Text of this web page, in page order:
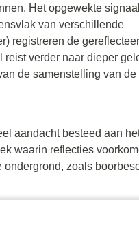
Het opgewekte
van verschillende
registreren de
verder naar dieper
de samenstelling van de
aandacht besteed aan
waarin reflecties
zoals